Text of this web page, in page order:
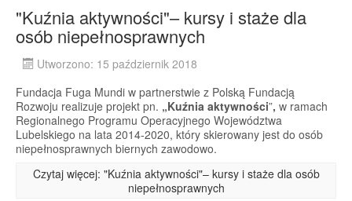
"Kuźnia aktywności"– kursy i staże dla
osób niepełnosprawnych
Utworzono: 15 październik 2018
Fundacja Fuga Mundi w partnerstwie z Polską Fundacją
Rozwoju realizuje projekt pn. „Kuźnia aktywności”, w ramach
Regionalnego Programu Operacyjnego Województwa
Lubelskiego na lata 2014-2020, który skierowany jest do osób
niepełnosprawnych biernych zawodowo.
Czytaj więcej: "Kuźnia aktywności"– kursy i staże dla osób
niepełnosprawnych